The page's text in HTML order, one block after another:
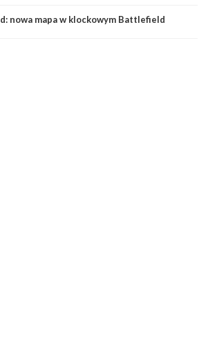
nowa mapa w klockowym Battlefield